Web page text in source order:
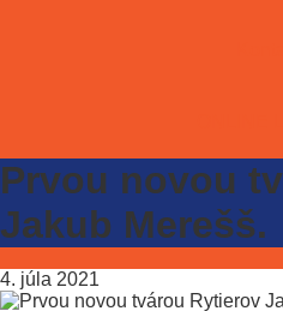
Prvou novou
Jakub Merešš.
4. júla 2021